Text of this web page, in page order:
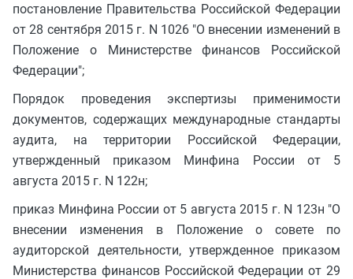
постановление Правительства Российской Федерации
от 28 сентября 2015 г. N 1026 "О внесении изменений в
Положение о Министерстве финансов Российской
Федерации";
Порядок проведения экспертизы применимости
документов, содержащих международные стандарты
аудита, на территории Российской Федерации,
утвержденный приказом Минфина России от 5
августа 2015 г. N 122н;
приказ Минфина России от 5 августа 2015 г. N 123н "О
внесении изменения в Положение о совете по
аудиторской деятельности, утвержденное приказом
Министерства финансов Российской Федерации от 29